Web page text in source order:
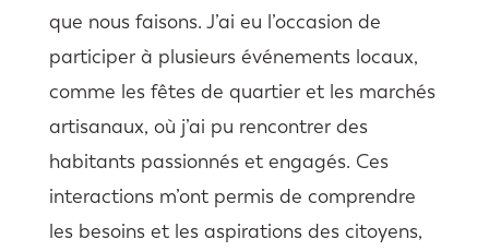
que nous faisons. J’ai eu l’occasion de
participer à plusieurs événements locaux,
comme les fêtes de quartier et les marchés
artisanaux, où j’ai pu rencontrer des
habitants passionnés et engagés. Ces
interactions m’ont permis de comprendre
les besoins et les aspirations des citoyens,